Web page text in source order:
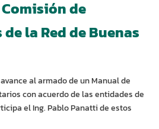
de
la Red de Buenas
al armado de un Manual de
con acuerdo de las entidades de
el Ing. Pablo Panatti de estos